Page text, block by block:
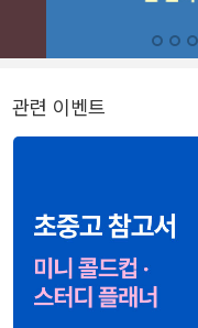
관련 이벤트